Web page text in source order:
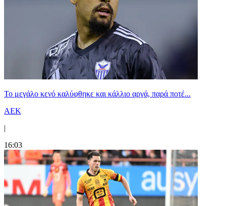
Το μεγάλο κενό καλύφθηκε και κάλλιο αργά, παρά ποτέ...
ΑΕΚ
|
16:03